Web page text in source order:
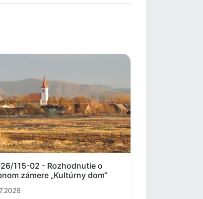
115-02 - Rozhodnutie o
zámere „Kultúrny dom“